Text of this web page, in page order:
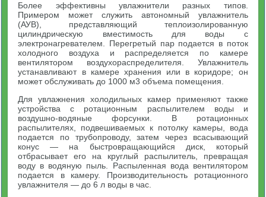
Более эффективны увлажнители разных типов.
Примером может служить автономный увлажнитель
(АУВ), представляющий теплоизолированную
цилиндрическую вместимость для воды с
электронагревателем. Перегретый пар подается в поток
холодного воздуха и распределяется по камере
вентилятором воздухораспределителя. Увлажнитель
устанавливают в камере хранения или в коридоре; он
может обслуживать до 1000 м3 объема помещения.
Для увлажнения холодильных камер применяют также
устройства с ротационным распылителем воды и
воздушно-водяные форсунки. В ротационных
распылителях, подвешиваемых к потолку камеры, вода
подается по трубопроводу, затем через всасывающий
конус — на быстровращающийся диск, который
отбрасывает его на круглый распылитель, превращая
воду в водяную пыль. Распыленная вода вентилятором
подается в камеру. Производительность ротационного
увлажнителя — до 6 л воды в час.